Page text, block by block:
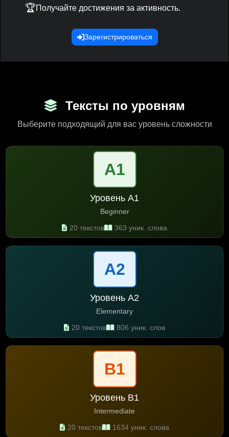
🏆Получайте достижения за активность.
Зарегистрироваться
Тексты по уровням
Выберите подходящий для вас уровень сложности
A1
Уровень A1
Beginner
20 текстов 363 уник. слова
A2
Уровень A2
Elementary
20 текстов 806 уник. слов
B1
Уровень B1
Intermediate
20 текстов 1634 уник. слова